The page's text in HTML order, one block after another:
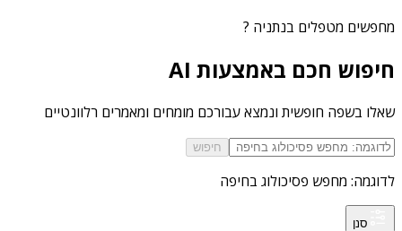
מחפשים מטפלים בנתניה ?
חיפוש חכם באמצעות AI
שאלו בשפה חופשית ונמצא עבורכם מומחים ומאמרים רלוונטיים
חיפוש
לדוגמה: מחפש פסיכולוג בחיפה
סנן